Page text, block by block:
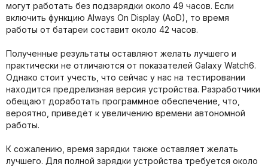
могут работать без подзарядки около 49 часов. Если
включить функцию Always On Display (AoD), то время
работы от батареи составит около 42 часов.
Полученные результаты оставляют желать лучшего и
практически не отличаются от показателей Galaxy Watch6.
Однако стоит учесть, что сейчас у нас на тестировании
находится предрелизная версия устройства. Разработчики
обещают доработать программное обеспечение, что,
вероятно, приведёт к увеличению времени автономной
работы.
К сожалению, время зарядки также оставляет желать
лучшего. Для полной зарядки устройства требуется около